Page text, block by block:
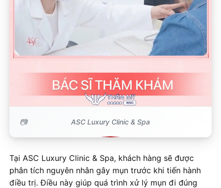
ASC Luxury Clinic & Spa
Tại ASC Luxury Clinic & Spa, khách hàng sẽ được
phân tích nguyên nhân gây mụn trước khi tiến hành
điều trị. Điều này giúp quá trình xử lý mụn đi đúng